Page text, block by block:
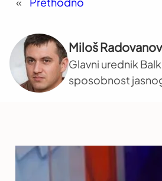
Miloš
Glavni urednik
sposobnost